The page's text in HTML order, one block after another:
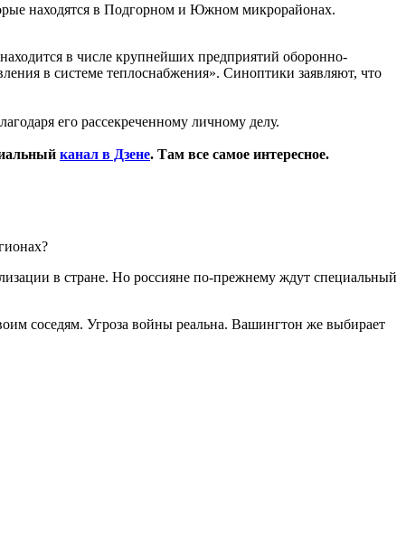
находятся в Подгорном и Южном микрорайонах.
в числе крупнейших предприятий оборонно-
в системе теплоснабжения». Синоптики заявляют, что
его рассекреченному личному делу.
канал в Дзене. Там все самое интересное.
в стране. Но россияне по-прежнему ждут специальный
соседям. Угроза войны реальна. Вашингтон же выбирает